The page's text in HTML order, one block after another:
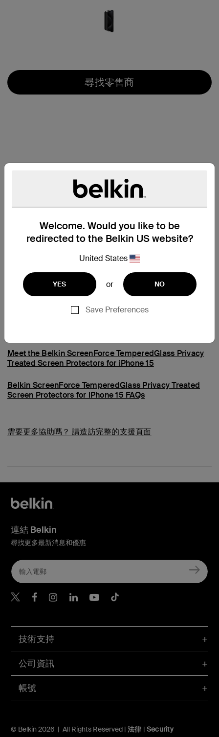
Welcome. Would you like to be
redirected to the Belkin US website?
United States
YES or NO
Save Preferences
尋找零售商
支援
Meet the Belkin ScreenForce TemperedGlass Privacy
Treated Screen Protectors for iPhone 15
Belkin ScreenForce TemperedGlass Privacy Treated
Screen Protectors for iPhone 15 FAQs
需要更多協助嗎？ 請造訪完整的支援頁面
帳號
技術支持
公司資訊
© Belkin 2026 | All Rights Reserved | 法律 | Security
連結 Belkin
尋找更多最新消息和優惠
Belkin Twitter
Belkin Hong Kong
Belkin Instagram
Belkin Hong Kong
Belkin Youtube
Belkin TikTok